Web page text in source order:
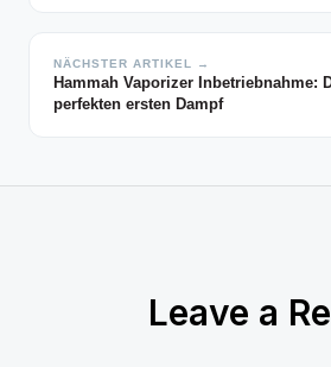
NÄCHSTER ARTIKEL →
Hammah Vaporizer Inbetriebnahme:
perfekten ersten Dampf
Leave a